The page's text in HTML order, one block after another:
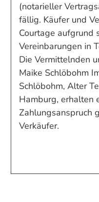
(notarieller
fällig. Käufer und
Courtage aufgrund
Vereinbarungen in
Die Vermittelnden
Maike Schlöbohm
Schlöbohm, Alter
Hamburg, erhalten
Zahlungsanspruch
Verkäufer.